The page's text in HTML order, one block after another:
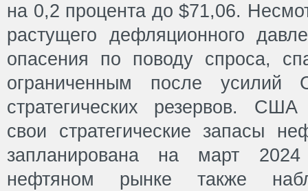
на 0,2 процента до $71,06.
растущего дефляционного
опасения по поводу спроса,
ограниченным после
стратегических резервов. США
свои стратегические запасы
запланирована на март
нефтяном рынке также